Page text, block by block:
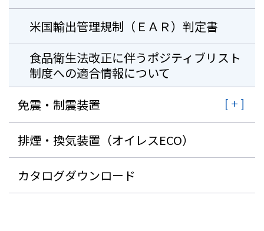
米国輸出管理規制（ＥＡＲ）判定書
⾷品衛⽣法改正に伴うポジティブリスト
制度への適合情報について
免震・制震装置
排煙・換気装置（オイレスECO）
カタログダウンロード